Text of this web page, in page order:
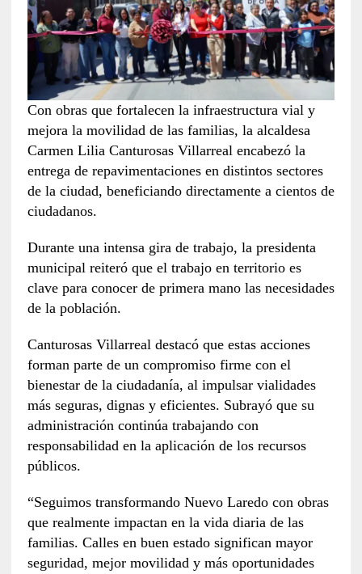
Con obras que fortalecen la infraestructura vial y
mejora la movilidad de las familias, la alcaldesa
Carmen Lilia Canturosas Villarreal encabezó la
entrega de repavimentaciones en distintos sectores
de la ciudad, beneficiando directamente a cientos de
ciudadanos.
Durante una intensa gira de trabajo, la presidenta
municipal reiteró que el trabajo en territorio es
clave para conocer de primera mano las necesidades
de la población.
Canturosas Villarreal destacó que estas acciones
forman parte de un compromiso firme con el
bienestar de la ciudadanía, al impulsar vialidades
más seguras, dignas y eficientes. Subrayó que su
administración continúa trabajando con
responsabilidad en la aplicación de los recursos
públicos.
“Seguimos transformando Nuevo Laredo con obras
que realmente impactan en la vida diaria de las
familias. Calles en buen estado significan mayor
seguridad, mejor movilidad y más oportunidades